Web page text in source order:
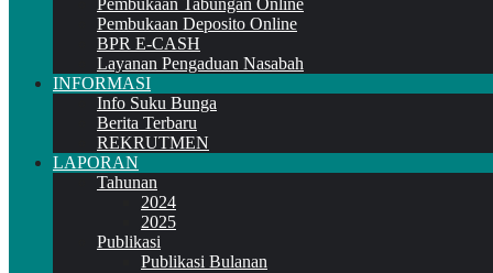
Pembukaan Tabungan Online
Pembukaan Deposito Online
BPR E-CASH
Layanan Pengaduan Nasabah
INFORMASI
Info Suku Bunga
Berita Terbaru
REKRUTMEN
LAPORAN
Tahunan
2024
2025
Publikasi
Publikasi Bulanan